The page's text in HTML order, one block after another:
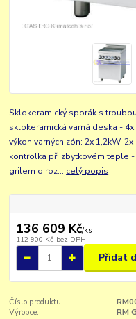
Sklokeramický sporák s
sklokeramická varná deska -
výkon varných zón: 2x 1,2kW,
kontrolka při zbytkovém teple
grilem o roz... celý popis
136 609 Kč/ks
112 900 Kč bez DPH
Přidat
Číslo produktu:
Výrobce:
RM